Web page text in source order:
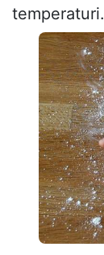
temperaturi.